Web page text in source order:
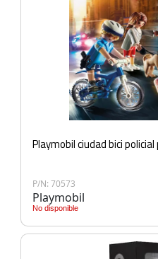
Playmobil ciudad bici
P/N: 70573
Playmobil
No disponible